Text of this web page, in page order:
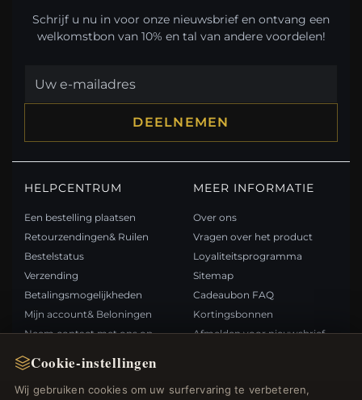
Cookie-instellingen
Wij gebruiken cookies om uw surfervaring te verbeteren,
Schrijf u nu in voor onze nieuwsbrief en ontvang een
welkomstbon van 10% en tal van andere voordelen!
DEELNEMEN
HELPCENTRUM
Een bestelling plaatsen
Retourzendingen& Ruilen
Bestelstatus
Verzending
Betalingsmogelijkheden
Mijn account& Beloningen
Neem contact met ons op
MEER INFORMATIE
Over ons
Vragen over het product
Loyaliteitsprogramma
Sitemap
Cadeaubon FAQ
Kortingsbonnen
Afmelden voor nieuwsbrief